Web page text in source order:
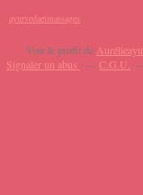
ayurvedaetmassages
Voir le profil de Aurélieayu
Signaler un abus
C.G.U.